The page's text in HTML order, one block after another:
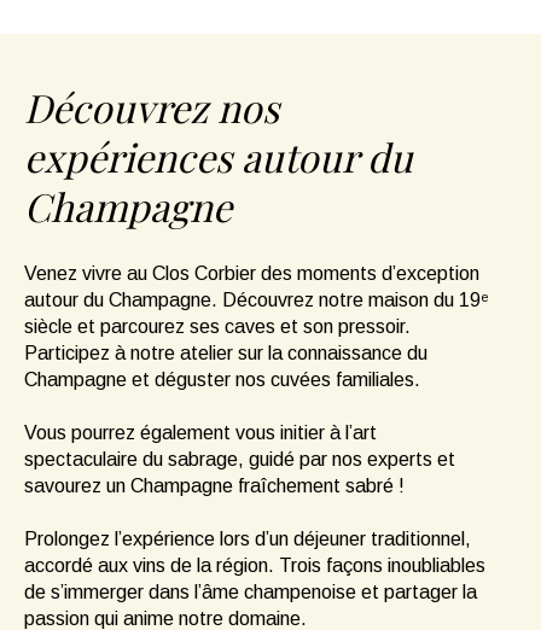
Découvrez nos
expériences autour du
Champagne
Venez vivre au Clos Corbier des moments d’exception
autour du Champagne. Découvrez notre maison du 19ᵉ
siècle et parcourez ses caves et son pressoir.
Participez à notre atelier sur la connaissance du
Champagne et déguster nos cuvées familiales.
Vous pourrez également vous initier à l’art
spectaculaire du sabrage, guidé par nos experts et
savourez un Champagne fraîchement sabré !
Prolongez l’expérience lors d’un déjeuner traditionnel,
accordé aux vins de la région. Trois façons inoubliables
de s’immerger dans l’âme champenoise et partager la
passion qui anime notre domaine.